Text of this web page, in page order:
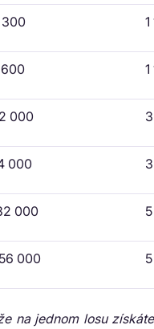
000
000
000
000
na jednom losu získáte